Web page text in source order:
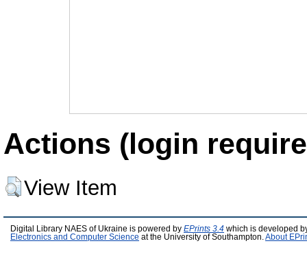
Actions (login
View Item
Digital Library NAES of Ukraine is powered by EPrints 3.4 which is developed
Electronics and Computer Science at the University of Southampton. About